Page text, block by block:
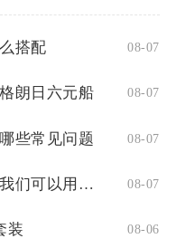
搭配 08-07
朗日六元船 08-07
些常见问题 08-07
庆祝攻城掠地武斗会胜利我们可以用什么方式 08-07
装 08-06